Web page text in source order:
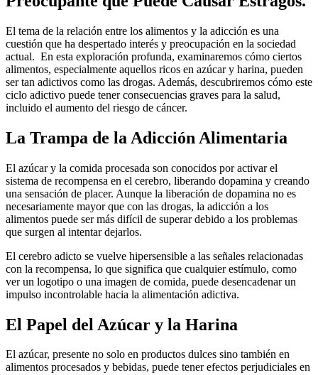
El tema de la relación entre los alimentos y la adicción es una
cuestión que ha despertado interés y preocupación en la sociedad
actual. En esta exploración profunda, examinaremos cómo ciertos
alimentos, especialmente aquellos ricos en azúcar y harina, pueden
ser tan adictivos como las drogas. Además, descubriremos cómo este
ciclo adictivo puede tener consecuencias graves para la salud,
incluido el aumento del riesgo de cáncer.
La Trampa de la Adicción Alimentaria
El azúcar y la comida procesada son conocidos por activar el
sistema de recompensa en el cerebro, liberando dopamina y creando
una sensación de placer. Aunque la liberación de dopamina no es
necesariamente mayor que con las drogas, la adicción a los
alimentos puede ser más difícil de superar debido a los problemas
que surgen al intentar dejarlos.
El cerebro adicto se vuelve hipersensible a las señales relacionadas
con la recompensa, lo que significa que cualquier estímulo, como
ver un logotipo o una imagen de comida, puede desencadenar un
impulso incontrolable hacia la alimentación adictiva.
El Papel del Azúcar y la Harina
El azúcar, presente no solo en productos dulces sino también en
alimentos procesados ​​y bebidas, puede tener efectos perjudiciales en